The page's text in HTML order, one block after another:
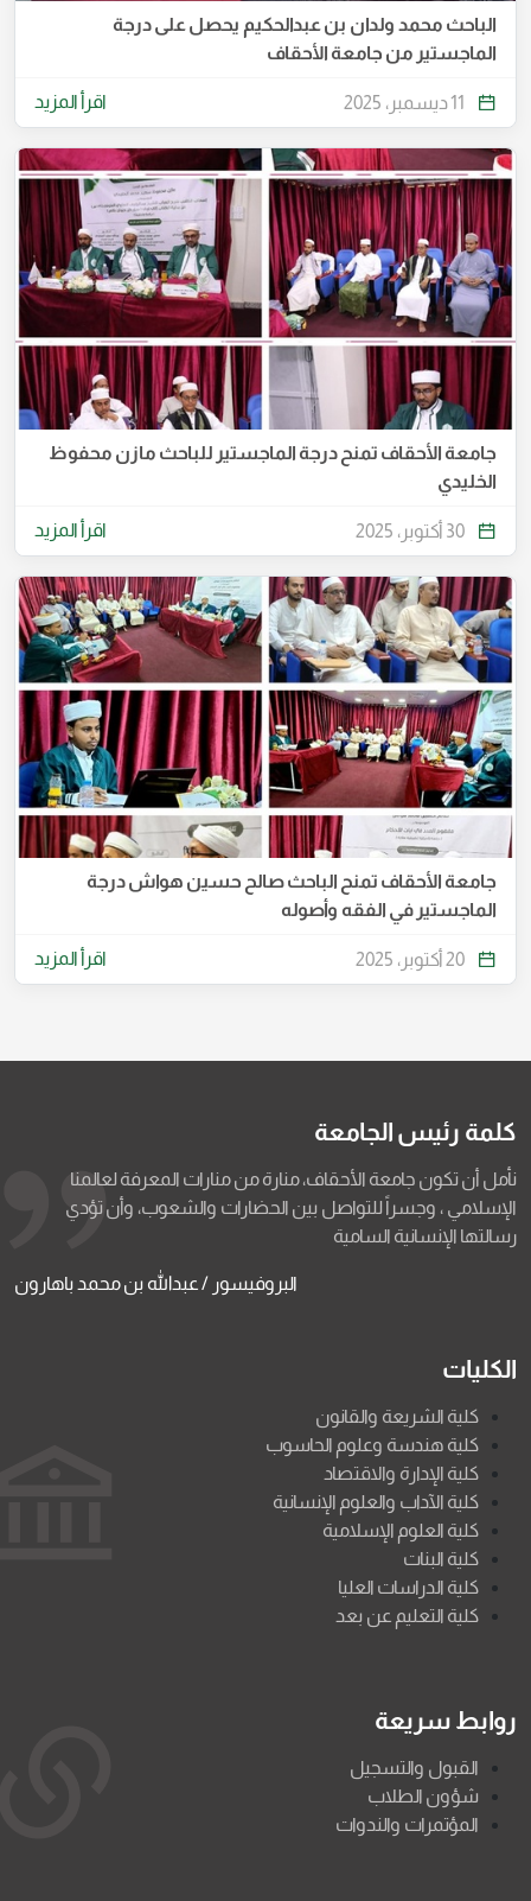
الباحث محمد ولدان بن عبدالحكيم يحصل على درجة
الماجستير من جامعة الأحقاف
11 ديسمبر، 2025 اقرأ المزيد
جامعة الأحقاف تمنح درجة الماجستير للباحث مازن محفوظ
الخليدي
30 أكتوبر، 2025 اقرأ المزيد
جامعة الأحقاف تمنح الباحث صالح حسين هواش درجة
الماجستير في الفقه وأصوله
20 أكتوبر، 2025 اقرأ المزيد
كلمة رئيس الجامعة
نأمل أن تكون جامعة الأحقاف، منارة من منارات المعرفة لعالمنا
الإسلامي ، وجسراً للتواصل بين الحضارات والشعوب، وأن تؤدي
رسالتها الإنسانية السامية
البروفيسور / عبدالله بن محمد باهارون
الكليات
كلية الشريعة والقانون
كلية هندسة وعلوم الحاسوب
كلية الإدارة والاقتصاد
كلية الآداب والعلوم الإنسانية
كلية العلوم الإسلامية
كلية البنات
كلية الدراسات العليا
كلية التعليم عن بعد
روابط سريعة
القبول والتسجيل
شؤون الطلاب
المؤتمرات والندوات